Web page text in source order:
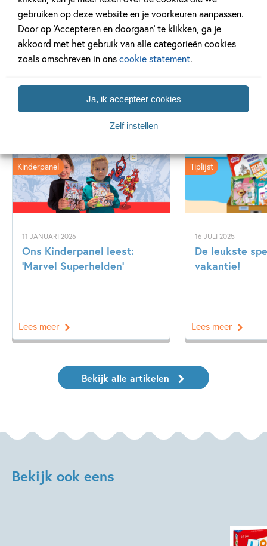
gebruiken op deze website en je voorkeuren aanpassen.
Door op ‘Accepteren en doorgaan’ te klikken, ga je
akkoord met het gebruik van alle categorieën cookies
zoals omschreven in onscookie statement.
Ja, ik accepteer cookies
Zelf instellen
Lees meer
Gerelateerde artikelen
11 JANUARI 2026
Ons Kinderpanel leest:
‘Marvel Superhelden’
Kinderpanel
Lees meer
16 JULI 2025
De leukste
vakantie!
Tiplijst
Lees meer
Bekijk alle artikelen
Bekijk ook eens